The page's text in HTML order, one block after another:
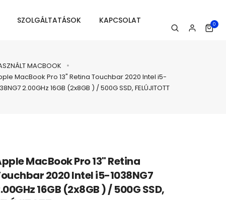
SZOLGÁLTATÁSOK KAPCSOLAT 0
MACBOOK
MacBook Pro 13" Retina Touchbar 2020 Intel i5-
2.00GHz 16GB (2x8GB ) / 500G SSD, FELÚJITOTT
MacBook Pro 13" Retina
2020 Intel i5-1038NG7
16GB (2x8GB ) / 500G SSD,